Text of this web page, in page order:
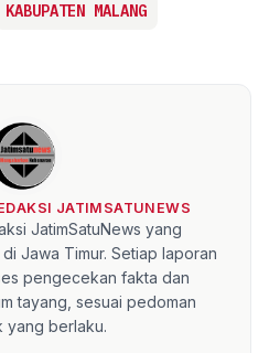
KABUPATEN MALANG
JATIMSATUNEWS
JatimSatuNews yang
Jawa Timur. Setiap laporan
pengecekan fakta dan
tayang, sesuai pedoman
yang berlaku.